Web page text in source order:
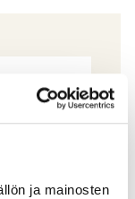
ja mainosten